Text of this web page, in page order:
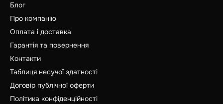
Блог
Про компанію
Оплата і доставка
Гарантія та повернення
Контакти
Таблиця несучої здатності
Договір публічної оферти
Політика конфіденційності